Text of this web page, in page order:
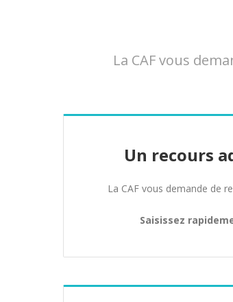
La CAF vous
Un recours
La CAF vous demande de
Saisissez